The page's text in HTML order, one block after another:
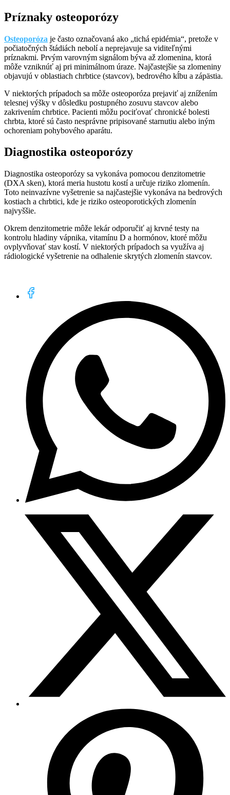
Príznaky osteoporózy
Osteoporóza je často označovaná ako „tichá epidémia“, pretože v
počiatočných štádiách nebolí a neprejavuje sa viditeľnými
príznakmi. Prvým varovným signálom býva až zlomenina, ktorá
môže vzniknúť aj pri minimálnom úraze. Najčastejšie sa zlomeniny
objavujú v oblastiach chrbtice (stavcov), bedrového kĺbu a zápästia.
V niektorých prípadoch sa môže osteoporóza prejaviť aj znížením
telesnej výšky v dôsledku postupného zosuvu stavcov alebo
zakrivením chrbtice. Pacienti môžu pociťovať chronické bolesti
chrbta, ktoré sú často nesprávne pripisované starnutiu alebo iným
ochoreniam pohybového aparátu.
Diagnostika osteoporózy
Diagnostika osteoporózy sa vykonáva pomocou denzitometrie
(DXA sken), ktorá meria hustotu kostí a určuje riziko zlomenín.
Toto neinvazívne vyšetrenie sa najčastejšie vykonáva na bedrových
kostiach a chrbtici, kde je riziko osteoporotických zlomenín
najvyššie.
Okrem denzitometrie môže lekár odporučiť aj krvné testy na
kontrolu hladiny vápnika, vitamínu D a hormónov, ktoré môžu
ovplyvňovať stav kostí. V niektorých prípadoch sa využíva aj
rádiologické vyšetrenie na odhalenie skrytých zlomenín stavcov.